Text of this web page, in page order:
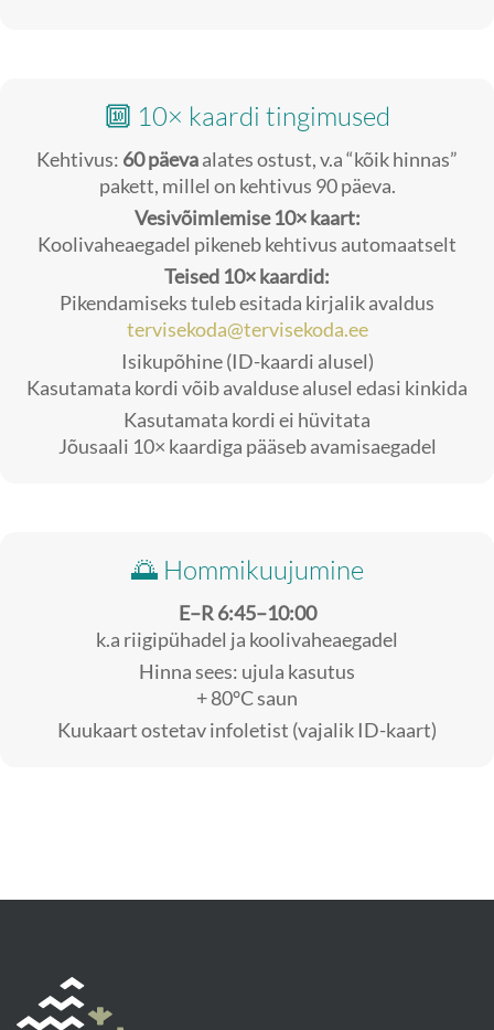
🔟 10× kaardi tingimused
Kehtivus: 60 päevaalates ostust, v.a “kõik hinnas”
pakett, millel on kehtivus 90 päeva.
Vesivõimlemise 10× kaart:
Koolivaheaegadel pikeneb kehtivus automaatselt
Teised 10× kaardid:
Pikendamiseks tuleb esitada kirjalik avaldus
tervisekoda@tervisekoda.ee
Isikupõhine (ID-kaardi alusel)
Kasutamata kordi võib avalduse alusel edasi kinkida
Kasutamata kordi ei hüvitata
Jõusaali 10× kaardiga pääseb avamisaegadel
🌅 Hommikuujumine
E–R 6:45–10:00
k.a riigipühadel ja koolivaheaegadel
Hinna sees: ujula kasutus
+ 80°C saun
Kuukaart ostetav infoletist (vajalik ID-kaart)